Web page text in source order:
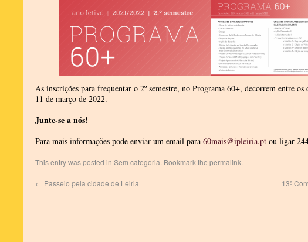
As inscrições para frequentar o 2º semestre, no Programa 60+, decorrem entre
11 de março de 2022.
Junte-se a nós!
Para mais informações pode enviar um email para 60mais@ipleiria.pt ou ligar
This entry was posted in Sem categoria. Bookmark the permalink.
← Passeio pela cidade de Leiria 13ª